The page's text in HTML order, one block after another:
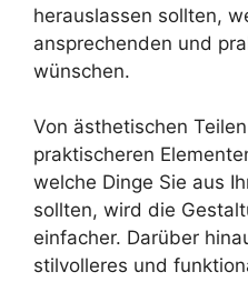
herauslassen sollten,
ansprechenden und
wünschen.
Von ästhetischen
praktischeren
welche Dinge Sie aus
sollten, wird die
einfacher. Darüber
stilvolleres und